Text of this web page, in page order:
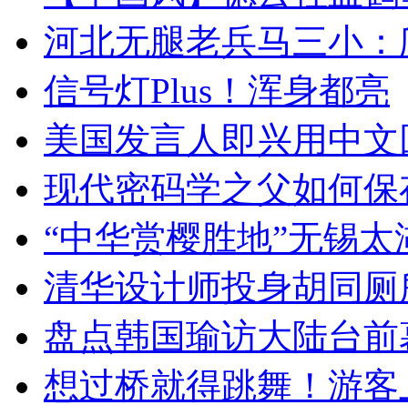
河北无腿老兵马三小
信号灯Plus！浑身都亮
美国发言人即兴用中
现代密码学之父如何
“中华赏樱胜地”无锡
清华设计师投身胡同
盘点韩国瑜访大陆台
想过桥就得跳舞！游客